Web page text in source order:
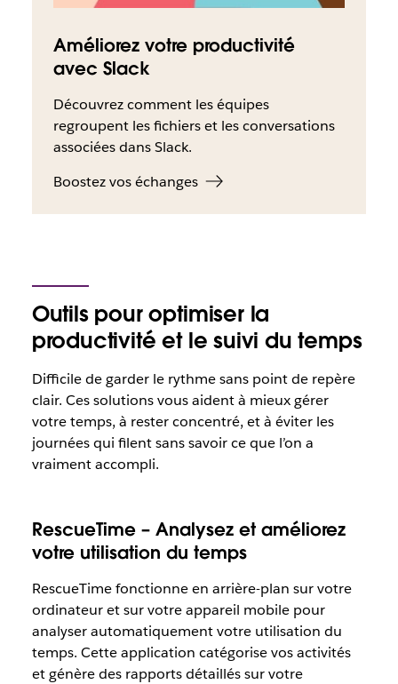
Améliorez votre productivité
avec Slack
Découvrez comment les équipes
regroupent les fichiers et les conversations
associées dans Slack.
Boostez vos échanges
Outils pour optimiser la
productivité et le suivi du temps
Difficile de garder le rythme sans point de repère
clair. Ces solutions vous aident à mieux gérer
votre temps, à rester concentré, et à éviter les
journées qui filent sans savoir ce que l’on a
vraiment accompli.
RescueTime – Analysez et améliorez
votre utilisation du temps
RescueTime fonctionne en arrière-plan sur votre
ordinateur et sur votre appareil mobile pour
analyser automatiquement votre utilisation du
temps. Cette application catégorise vos activités
et génère des rapports détaillés sur votre